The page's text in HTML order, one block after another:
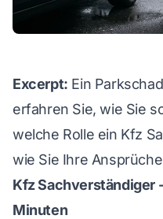
Excerpt: Ein
erfahren Sie, wie Sie
welche Rolle ein Kfz
wie Sie Ihre
Kfz Sachverständiger
Minuten